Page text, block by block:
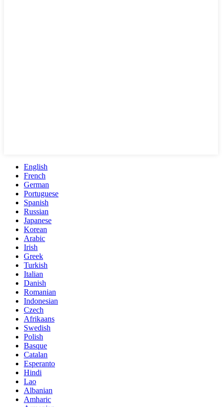
English
French
German
Portuguese
Spanish
Russian
Japanese
Korean
Arabic
Irish
Greek
Turkish
Italian
Danish
Romanian
Indonesian
Czech
Afrikaans
Swedish
Polish
Basque
Catalan
Esperanto
Hindi
Lao
Albanian
Amharic